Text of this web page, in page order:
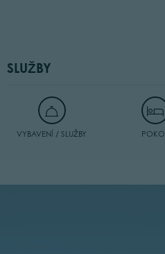
SLUŽBY
VYBAVENÍ / SLUŽBY